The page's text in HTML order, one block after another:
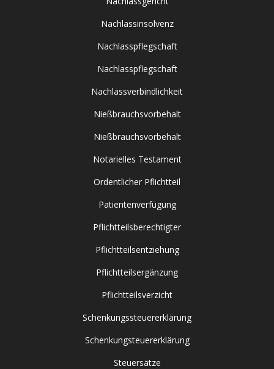
Nachlassinsolvenz
Nachlasspflegschaft
Nachlasspflegschaft
Nachlassverbindlichkeit
Nießbrauchsvorbehalt
Nießbrauchsvorbehalt
Notarielles Testament
Ordentlicher Pflichtteil
Patientenverfügung
Pflichtteilsberechtigter
Pflichtteilsentziehung
Pflichtteilsergänzung
Pflichtteilsverzicht
Schenkungssteuererklärung
Schenkungsteuererklärung
Steuersätze